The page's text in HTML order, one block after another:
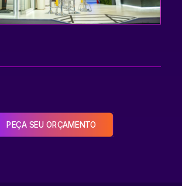
PEÇA SEU ORÇAMENTO